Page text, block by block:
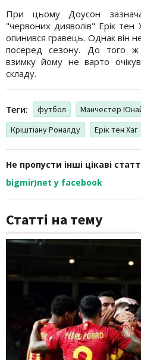
При цьому Доусон
"червоних дияволів" Ерік тен
опинився гравець. Однак він
посеред сезону. До того
взимку йому не варто
складу.
Теги: футбол Манчестер
Кріштіану Роналду
Ерік тен Хаг
Не пропусти інші цікаві
bigmir)net у facebook
Статті на тему